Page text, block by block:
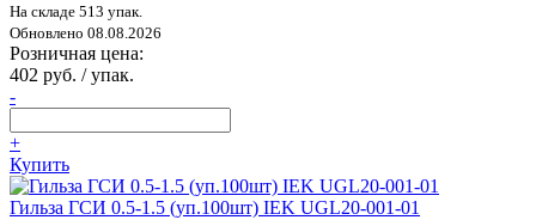
На складе 513 упак.
Обновлено 08.08.2026
Розничная цена:
402 руб. / упак.
-
+
Купить
Гильза ГСИ 0.5-1.5 (уп.100шт) IEK UGL20-001-01